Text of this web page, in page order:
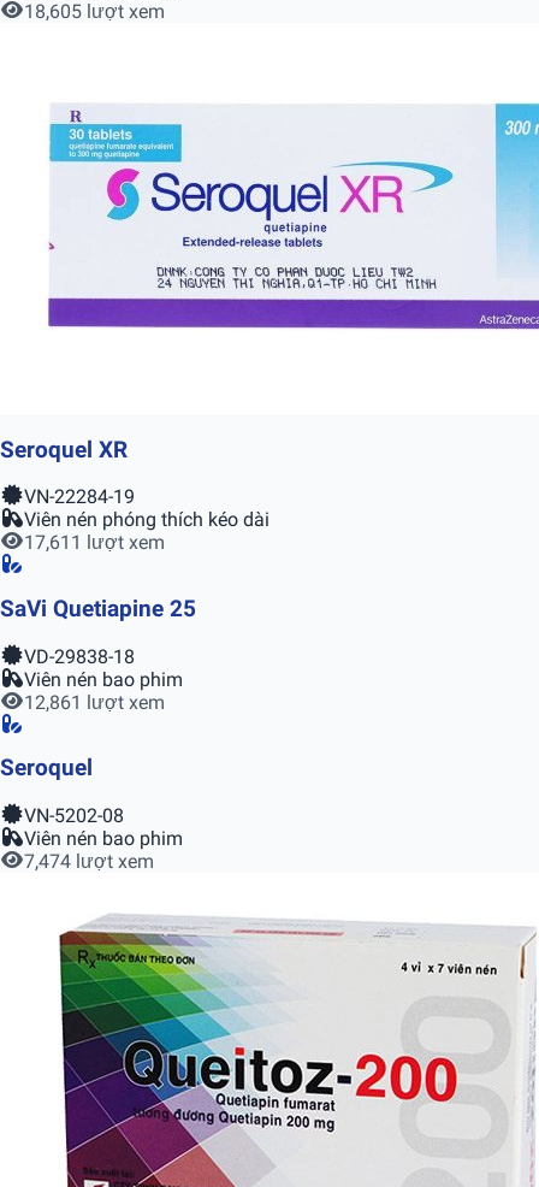
18,605 lượt xem
Seroquel XR
VN-22284-19
Viên nén phóng thích kéo dài
17,611 lượt xem
SaVi Quetiapine 25
VD-29838-18
Viên nén bao phim
12,861 lượt xem
Seroquel
VN-5202-08
Viên nén bao phim
7,474 lượt xem